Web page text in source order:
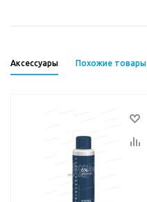
Аксессуары Похожие товары